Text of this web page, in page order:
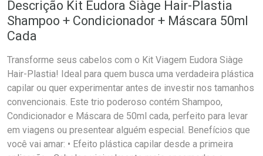
Descrição Kit Eudora Siàge Hair-Plastia
Shampoo + Condicionador + Máscara 50ml
Cada
Transforme seus cabelos com o Kit Viagem Eudora Siàge
Hair-Plastia! Ideal para quem busca uma verdadeira plástica
capilar ou quer experimentar antes de investir nos tamanhos
convencionais. Este trio poderoso contém Shampoo,
Condicionador e Máscara de 50ml cada, perfeito para levar
em viagens ou presentear alguém especial. Benefícios que
você vai amar: • Efeito plástica capilar desde a primeira